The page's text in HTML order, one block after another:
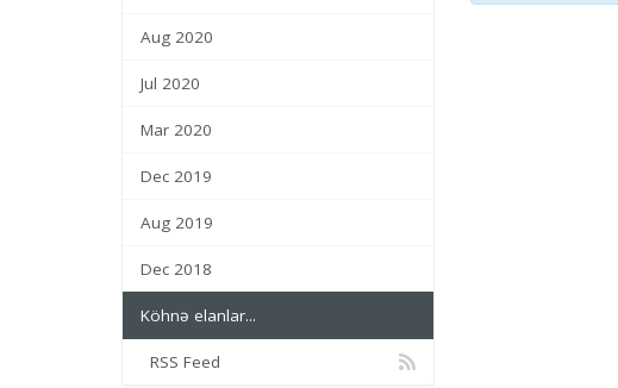
Aug 2020
Jul 2020
Mar 2020
Dec 2019
Aug 2019
Dec 2018
Köhnə elanlar...
RSS Feed